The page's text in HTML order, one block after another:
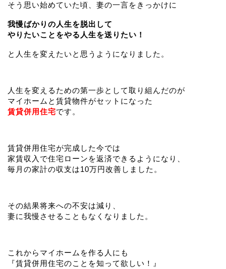
そう思い始めていた頃、妻の一言をきっかけに
我慢ばかりの人生を脱出して
やりたいことをやる人生を送りたい！
と人生を変えたいと思うようになりました。
人生を変えるための第一歩として取り組んだのが
マイホームと賃貸物件がセットになった
賃貸併用住宅です。
賃貸併用住宅が完成した今では
家賃収入で住宅ローンを返済できるようになり、
毎月の家計の収支は10万円改善しました。
その結果将来への不安は減り、
妻に我慢させることもなくなりました。
これからマイホームを作る人にも
『賃貸併用住宅のことを知って欲しい！』